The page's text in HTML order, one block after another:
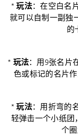
*玩法：在空白名
就可以自制一副独
的
*玩法：用9张名片
色或标记的名片
*玩法：用折弯的
轻弹击一个小纸团
个